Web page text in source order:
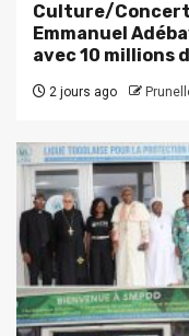
Culture/
Emmanuel
avec 10 millions
2 jours ago